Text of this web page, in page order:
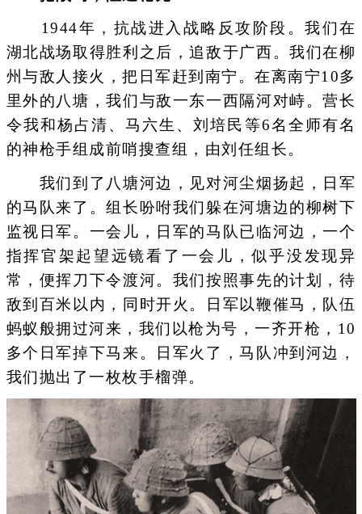
1944年，抗战进入战略反攻阶段。我们在
湖北战场取得胜利之后，追敌于广西。我们在柳
州与敌人接火，把日军赶到南宁。在离南宁10多
里外的八塘，我们与敌一东一西隔河对峙。营长
令我和杨占清、马六生、刘培民等6名全师有名
的神枪手组成前哨搜查组，由刘任组长。
我们到了八塘河边，见对河尘烟扬起，日军
的马队来了。组长吩咐我们躲在河塘边的柳树下
监视日军。一会儿，日军的马队已临河边，一个
指挥官架起望远镜看了一会儿，似乎没发现异
常，便挥刀下令渡河。我们按照事先的计划，待
敌到百米以内，同时开火。日军以鞭催马，队伍
蚂蚁般拥过河来，我们以枪为号，一齐开枪，10
多个日军掉下马来。日军火了，马队冲到河边，
我们抛出了一枚枚手榴弹。